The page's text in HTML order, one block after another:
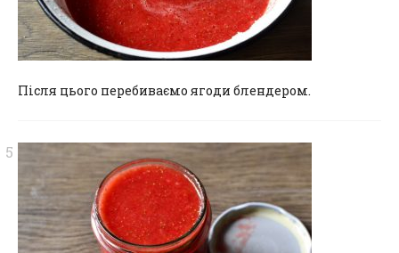
Після цього перебиваємо ягоди блендером.